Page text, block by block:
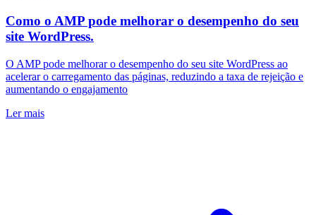
Como o AMP pode melhorar o desempenho do seu
site WordPress.
O AMP pode melhorar o desempenho do seu site WordPress ao
acelerar o carregamento das páginas, reduzindo a taxa de rejeição e
aumentando o engajamento
Ler mais